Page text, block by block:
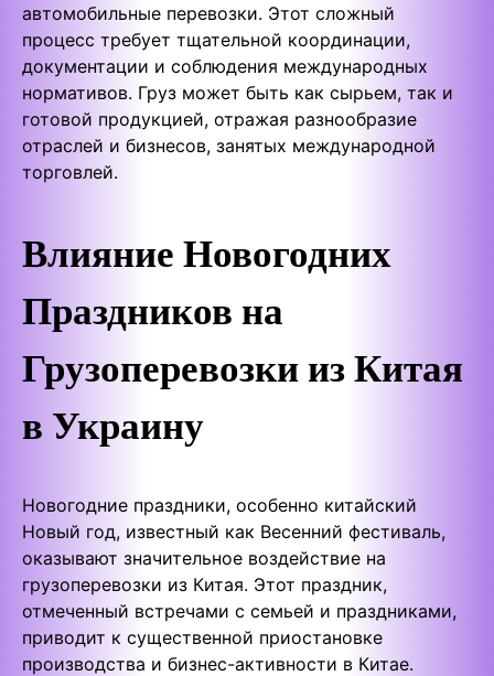
автомобильные перевозки. Этот сложный
процесс требует тщательной координации,
документации и соблюдения международных
нормативов. Груз может быть как сырьем, так и
готовой продукцией, отражая разнообразие
отраслей и бизнесов, занятых международной
торговлей.
Влияние Новогодних
Праздников на
Грузоперевозки из Китая
в Украину
Новогодние праздники, особенно китайский
Новый год, известный как Весенний фестиваль,
оказывают значительное воздействие на
грузоперевозки из Китая. Этот праздник,
отмеченный встречами с семьей и праздниками,
приводит к существенной приостановке
производства и бизнес-активности в Китае.